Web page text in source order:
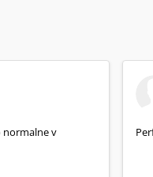
normalne v